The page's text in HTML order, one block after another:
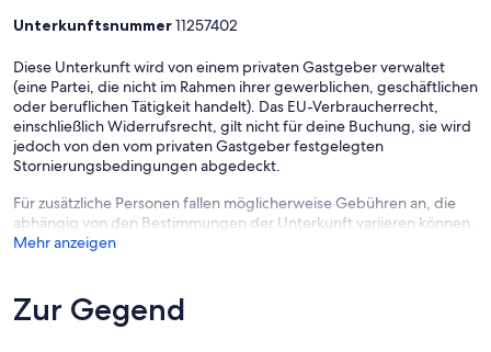
Unterkunftsnummer11257402
Diese Unterkunft wird von einem privaten Gastgeber verwaltet
(eine Partei, die nicht im Rahmen ihrer gewerblichen, geschäftlichen
oder beruflichen Tätigkeit handelt). Das EU-Verbraucherrecht,
einschließlich Widerrufsrecht, gilt nicht für deine Buchung, sie wird
jedoch von den vom privaten Gastgeber festgelegten
Stornierungsbedingungen abgedeckt.
Für zusätzliche Personen fallen möglicherweise Gebühren an, die
abhängig von den Bestimmungen der Unterkunft variieren können.
Mehr anzeigen
Zur Gegend